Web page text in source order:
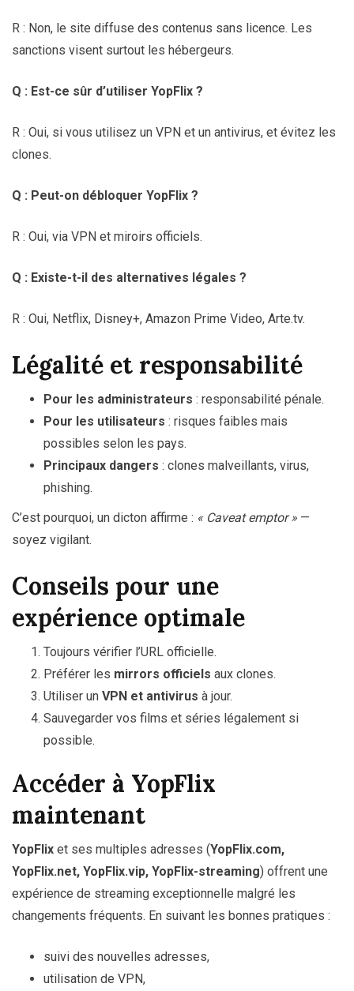
R : Non, le site diffuse des contenus sans licence. Les
sanctions visent surtout les hébergeurs.
Q : Est-ce sûr d’utiliser YopFlix ?
R : Oui, si vous utilisez un VPN et un antivirus, et évitez les
clones.
Q : Peut-on débloquer YopFlix ?
R : Oui, via VPN et miroirs officiels.
Q : Existe-t-il des alternatives légales ?
R : Oui, Netflix, Disney+, Amazon Prime Video, Arte.tv.
Légalité et responsabilité
Pour les administrateurs : responsabilité pénale.
Pour les utilisateurs : risques faibles mais
possibles selon les pays.
Principaux dangers : clones malveillants, virus,
phishing.
C’est pourquoi, un dicton affirme : « Caveat emptor » —
soyez vigilant.
Conseils pour une
expérience optimale
Toujours vérifier l’URL officielle.
Préférer les mirrors officiels aux clones.
Utiliser un VPN et antivirus à jour.
Sauvegarder vos films et séries légalement si
possible.
Accéder à YopFlix
maintenant
YopFlix et ses multiples adresses (YopFlix.com,
YopFlix.net, YopFlix.vip, YopFlix-streaming) offrent une
expérience de streaming exceptionnelle malgré les
changements fréquents. En suivant les bonnes pratiques :
suivi des nouvelles adresses,
utilisation de VPN,